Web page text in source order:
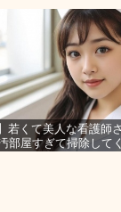
若くて美人な看護師
汚部屋すぎて掃除して